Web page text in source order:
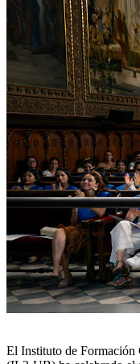
El Instituto de Formación